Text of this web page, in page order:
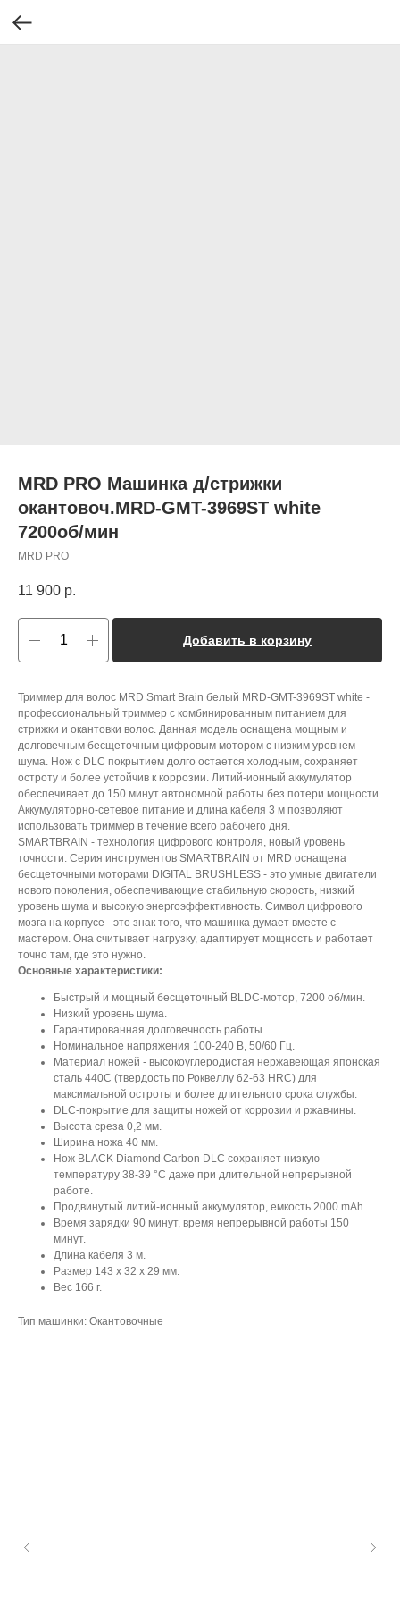
MRD PRO Машинка д/стрижки
окантовоч.MRD-GMT-3969ST white
7200об/мин
MRD PRO
11 900 р.
Добавить в корзину
Триммер для волос MRD Smart Brain белый MRD-GMT-3969ST white -
профессиональный триммер с комбинированным питанием для
стрижки и окантовки волос. Данная модель оснащена мощным и
долговечным бесщеточным цифровым мотором с низким уровнем
шума. Нож с DLC покрытием долго остается холодным, сохраняет
остроту и более устойчив к коррозии. Литий-ионный аккумулятор
обеспечивает до 150 минут автономной работы без потери мощности.
Аккумуляторно-сетевое питание и длина кабеля 3 м позволяют
использовать триммер в течение всего рабочего дня.
SMARTBRAIN - технология цифрового контроля, новый уровень
точности. Серия инструментов SMARTBRAIN от MRD оснащена
бесщеточными моторами DIGITAL BRUSHLESS - это умные двигатели
нового поколения, обеспечивающие стабильную скорость, низкий
уровень шума и высокую энергоэффективность. Символ цифрового
мозга на корпусе - это знак того, что машинка думает вместе с
мастером. Она считывает нагрузку, адаптирует мощность и работает
точно там, где это нужно.
Основные характеристики:
Быстрый и мощный бесщеточный ВLDС-мотор, 7200 об/мин.
Низкий уровень шума.
Гарантированная долговечность работы.
Номинальное напряжения 100-240 В, 50/60 Гц.
Материал ножей - высокоуглеродистая нержавеющая японская
сталь 440С (твердость по Роквеллу 62-63 HRC) для
максимальной остроты и более длительного срока службы.
DLС-покрытие для защиты ножей от коррозии и ржавчины.
Высота среза 0,2 мм.
Ширина ножа 40 мм.
Нож BLACK Diamond Carbon DLC сохраняет низкую
температуру 38-39 °С даже при длительной непрерывной
работе.
Продвинутый литий-ионный аккумулятор, емкость 2000 mAh.
Время зарядки 90 минут, время непрерывной работы 150
минут.
Длина кабеля 3 м.
Размер 143 х 32 х 29 мм.
Вес 166 г.
Тип машинки: Окантовочные